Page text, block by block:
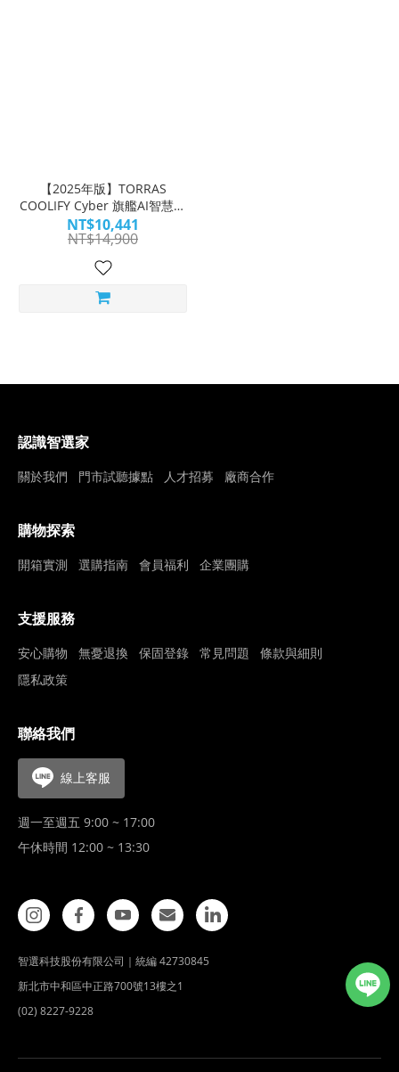
【2025年版】TORRAS
COOLIFY Cyber 旗艦AI智慧頸
掛冷暖空調風扇｜極地冰涼 一
戴就COOL
NT$10,441
NT$14,900
認識智選家
關於我們 門市試聽據點 人才招募 廠商合作
購物探索
開箱實測 選購指南 會員福利 企業團購
支援服務
安心購物 無憂退換 保固登錄 常見問題
條款與細則
隱私政策
聯絡我們
線上客服
週一至週五 9:00 ~ 17:00
午休時間 12:00 ~ 13:30
智選科技股份有限公司｜統編 42730845
新北市中和區中正路700號13樓之1
(02) 8227-9228